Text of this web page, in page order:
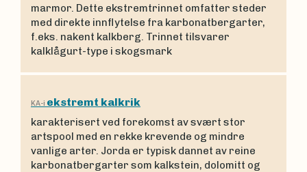
marmor. Dette ekstremtrinnet omfatter steder
med direkte innflytelse fra karbonatbergarter,
f.eks. nakent kalkberg. Trinnet tilsvarer
kalklågurt-type i skogsmark
KA-i ekstremt kalkrik
karakterisert ved forekomst av svært stor
artspool med en rekke krevende og mindre
vanlige arter. Jorda er typisk dannet av reine
karbonatbergarter som kalkstein, dolomitt og